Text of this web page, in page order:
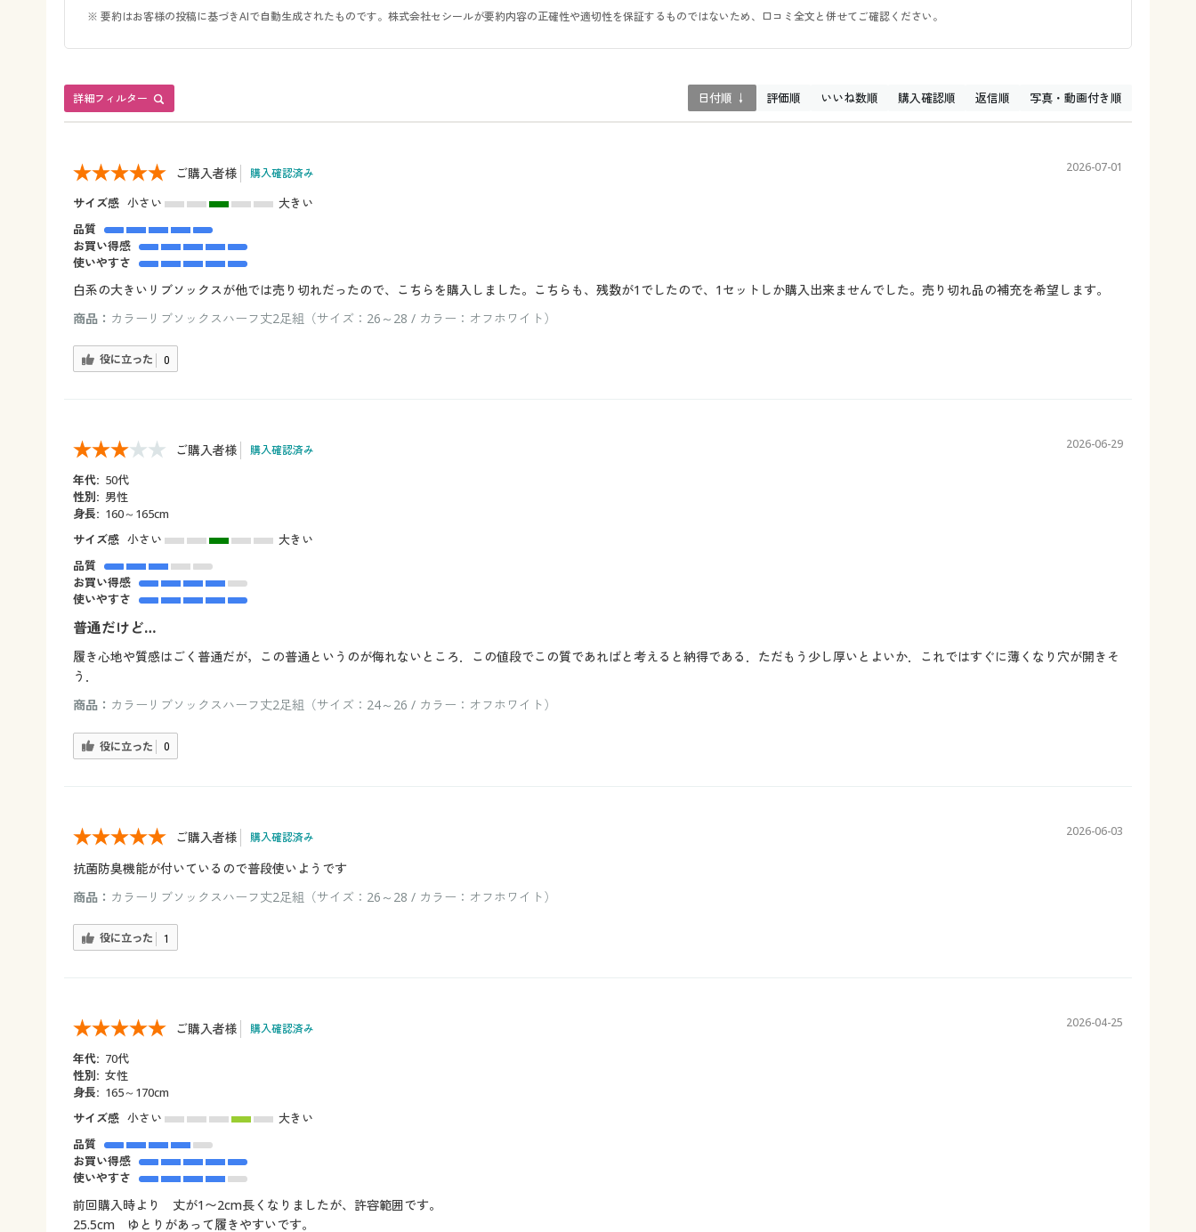
※ 要約はお客様の投稿に基づきAIで自動生成されたものです。株式会社セシールが要約内容の正確性や適切性を保証するものではないため、口コミ全文と併せてご確認ください。
詳細フィルター 日付順 ↓ 評価順 いいね数順 購入確認順 返信順 写真・動画付き順
ご購入者様 購入確認済み 2026-07-01
サイズ感 小さい
大きい
品質
お買い得感
使いやすさ
白系の大きいリブソックスが他では売り切れだったので、こちらを購入しました。こちらも、残数が1でしたので、1セットしか購入出来ませんでした。売り切れ品の補充を希望します。
商品： カラーリブソックスハーフ丈2足組（サイズ：26～28 / カラー：オフホワイト）
役に立った 0
ご購入者様 購入確認済み 2026-06-29
年代: 50代
性別: 男性
身長: 160～165cm
サイズ感 小さい
大きい
品質
お買い得感
使いやすさ
普通だけど…
履き心地や質感はごく普通だが，この普通というのが侮れないところ．この値段でこの質であればと考えると納得である．ただもう少し厚いとよいか．これではすぐに薄くなり穴が開きそ
う．
商品： カラーリブソックスハーフ丈2足組（サイズ：24～26 / カラー：オフホワイト）
役に立った 0
ご購入者様 購入確認済み 2026-06-03
抗菌防臭機能が付いているので普段使いようです
商品： カラーリブソックスハーフ丈2足組（サイズ：26～28 / カラー：オフホワイト）
役に立った 1
ご購入者様 購入確認済み 2026-04-25
年代: 70代
性別: 女性
身長: 165～170cm
サイズ感 小さい
大きい
品質
お買い得感
使いやすさ
前回購入時より 丈が1〜2cm長くなりましたが、許容範囲です。
25.5cm ゆとりがあって履きやすいです。